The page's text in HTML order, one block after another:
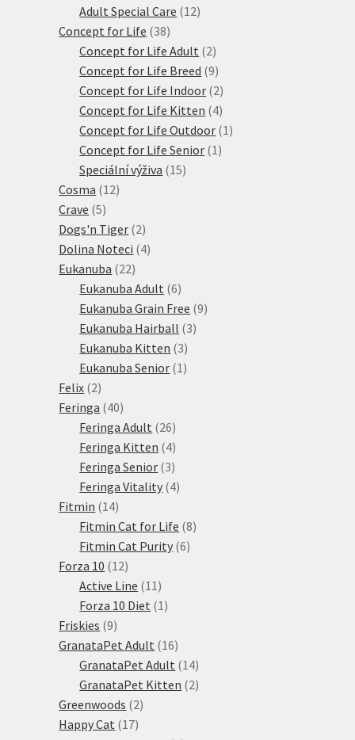
produktů
Adult Special Care 1212
Concept for Life 3838
produktů
Concept for Life Adult 22
produkty
Concept for Life Breed 99
produktů
Concept for Life Indoor 22
produkty
Concept for Life Kitten 44
produkty
Concept for Life Outdoor 1 1
Concept for Life Senior 1 1
Speciální výživa 1515
Cosma 1212
Crave 55
produktů
Dogs'n Tiger 22
produkty
Dolina Noteci 44
Eukanuba 2222
produktů
Eukanuba Adult 66
produktů
Eukanuba Grain Free 99
Eukanuba Hairball 33
Eukanuba Kitten 33
produkty
Eukanuba Senior 1 1
Felix 22
produkty
Feringa 4040
produktů
Feringa Adult 2626
produktů
Feringa Kitten 44
produkty
Feringa Senior 33
produkty
Feringa Vitality 44
Fitmin 1414
produktů
Fitmin Cat for Life 88
Fitmin Cat Purity 66
Forza 10 1212
produktů
Active Line 11 11
produktů
Forza 10 Diet 1 1
Friskies 99
produktů
GranataPet Adult 1616
produktů
GranataPet Adult 1414
produktů
GranataPet Kitten 22
Greenwoods 22
Happy Cat 1717